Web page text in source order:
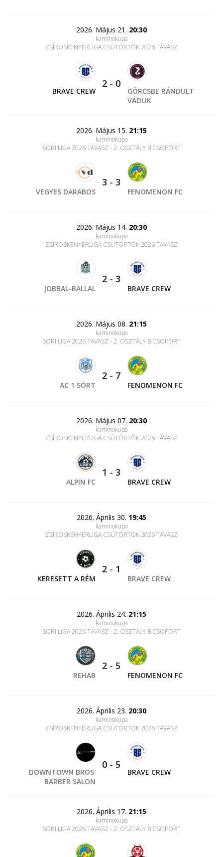
2026. Május 21. 20:30
kaminokupa
ZSÍROSKENYÉRLIGA CSÜTÖRTÖK 2026 TAVASZ
BRAVE CREW
2 - 0
GÖRCSBE RÁNDULT
VÁDLIK
2026. Május 15. 21:15
kaminokupa
SORI LIGA 2026 TAVASZ - 2. OSZTÁLY B CSOPORT
VEGYES DARABOS
3 - 3
FENOMENON FC
2026. Május 14. 20:30
kaminokupa
ZSÍROSKENYÉRLIGA CSÜTÖRTÖK 2026 TAVASZ
JOBBAL-BALLAL
2 - 3
BRAVE CREW
2026. Május 08. 21:15
kaminokupa
SORI LIGA 2026 TAVASZ - 2. OSZTÁLY B CSOPORT
AC 1 SÖRT
2 - 7
FENOMENON FC
2026. Május 07. 20:30
kaminokupa
ZSÍROSKENYÉRLIGA CSÜTÖRTÖK 2026 TAVASZ
ALPIN FC
1 - 3
BRAVE CREW
2026. Április 30. 19:45
kaminokupa
ZSÍROSKENYÉRLIGA CSÜTÖRTÖK 2026 TAVASZ
KERESETT A RÉM
2 - 1
BRAVE CREW
2026. Április 24. 21:15
kaminokupa
SORI LIGA 2026 TAVASZ - 2. OSZTÁLY B CSOPORT
REHAB
2 - 5
FENOMENON FC
2026. Április 23. 20:30
kaminokupa
ZSÍROSKENYÉRLIGA CSÜTÖRTÖK 2026 TAVASZ
DOWNTOWN BROS'
BARBER SALON
0 - 5
BRAVE CREW
2026. Április 17. 21:15
kaminokupa
SORI LIGA 2026 TAVASZ - 2. OSZTÁLY B CSOPORT